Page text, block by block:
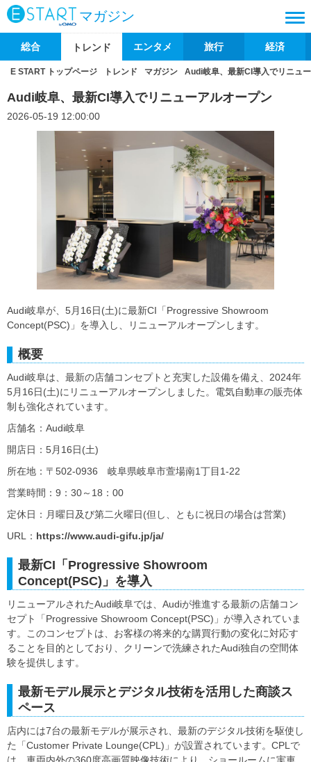
マガジン
総合 トレンド エンタメ 旅行 経済
E START トップページ トレンド マガジン Audi岐阜、最新CI導入でリニュ
Audi岐阜、最新CI導入でリニューアルオープン
2026-05-19 12:00:00
Audi岐阜が、5月16日(土)に最新CI「Progressive Showroom
Concept(PSC)」を導入し、リニューアルオープンします。
概要
Audi岐阜は、最新の店舗コンセプトと充実した設備を備え、2024年
5月16日(土)にリニューアルオープンしました。電気自動車の販売体
制も強化されています。
店舗名：Audi岐阜
開店日：5月16日(土)
所在地：〒502-0936 岐阜県岐阜市萱場南1丁目1-22
営業時間：9：30～18：00
定休日：月曜日及び第二火曜日(但し、ともに祝日の場合は営業)
URL： https://www.audi-gifu.jp/ja/
最新CI「Progressive Showroom
Concept(PSC)」を導入
リニューアルされたAudi岐阜では、Audiが推進する最新の店舗コン
セプト「Progressive Showroom Concept(PSC)」が導入されていま
す。このコンセプトは、お客様の将来的な購買行動の変化に対応す
ることを目的としており、クリーンで洗練されたAudi独自の空間体
験を提供します。
最新モデル展示とデジタル技術を活用した商談ス
ペース
店内には7台の最新モデルが展示され、最新のデジタル技術を駆使し
た「Customer Private Lounge(CPL)」が設置されています。CPLで